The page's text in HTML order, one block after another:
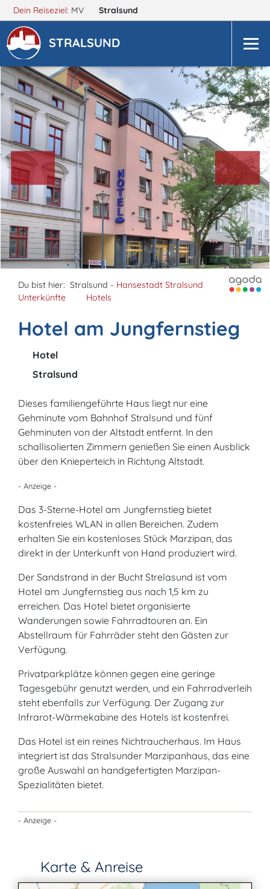
Dein Reiseziel: MV Stralsund
STRALSUND
Du bist hier: Stralsund - Hansestadt Stralsund
Unterkünfte
Hotels
Hotel am Jungfernstieg
Hotel
Stralsund
Dieses familiengeführte Haus liegt nur eine
Gehminute vom Bahnhof Stralsund und fünf
Gehminuten von der Altstadt entfernt. In den
schallisolierten Zimmern genießen Sie einen Ausblick
über den Knieperteich in Richtung Altstadt.
- Anzeige -
Das 3-Sterne-Hotel am Jungfernstieg bietet
kostenfreies WLAN in allen Bereichen. Zudem
erhalten Sie ein kostenloses Stück Marzipan, das
direkt in der Unterkunft von Hand produziert wird.
Der Sandstrand in der Bucht Strelasund ist vom
Hotel am Jungfernstieg aus nach 1,5 km zu
erreichen. Das Hotel bietet organisierte
Wanderungen sowie Fahrradtouren an. Ein
Abstellraum für Fahrräder steht den Gästen zur
Verfügung.
Privatparkplätze können gegen eine geringe
Tagesgebühr genutzt werden, und ein Fahrradverleih
steht ebenfalls zur Verfügung. Der Zugang zur
Infrarot-Wärmekabine des Hotels ist kostenfrei.
Das Hotel ist ein reines Nichtraucherhaus. Im Haus
integriert ist das Stralsunder Marzipanhaus, das eine
große Auswahl an handgefertigten Marzipan-
Spezialitäten bietet.
- Anzeige -
Karte & Anreise